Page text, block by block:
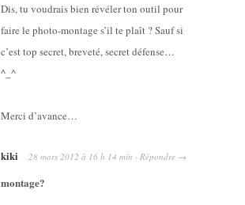
Dis, tu voudrais bien révéler ton outil pour
faire le photo-montage s’il te plaît ? Sauf si
c’est top secret, breveté, secret défense…
^_^
Merci d’avance…
kiki 28 mars 2012 à 16 h 14 min · Répondre →
montage?